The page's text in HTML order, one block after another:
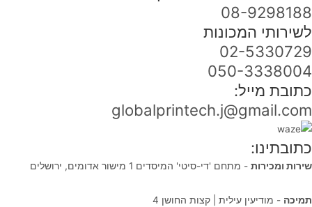
08-9298188
לשירותי המכונות
02-5330729
050-3338004
כתובת מייל:
globalprintech.j@gmail.com
כתובתינו:
שירות ומכירות - מתחם 'די-סיטי' המיסדים 1 מישור אדומים, ירושלים
תמיכה - מודיעין עילית | קצות החושן 4